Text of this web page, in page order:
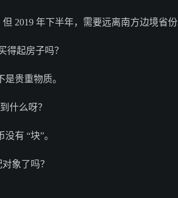
2019 年下半年，需要远离南方边境省份
得起房子吗？
贵重物质。
什么呀？
有 “块”。
象了吗？